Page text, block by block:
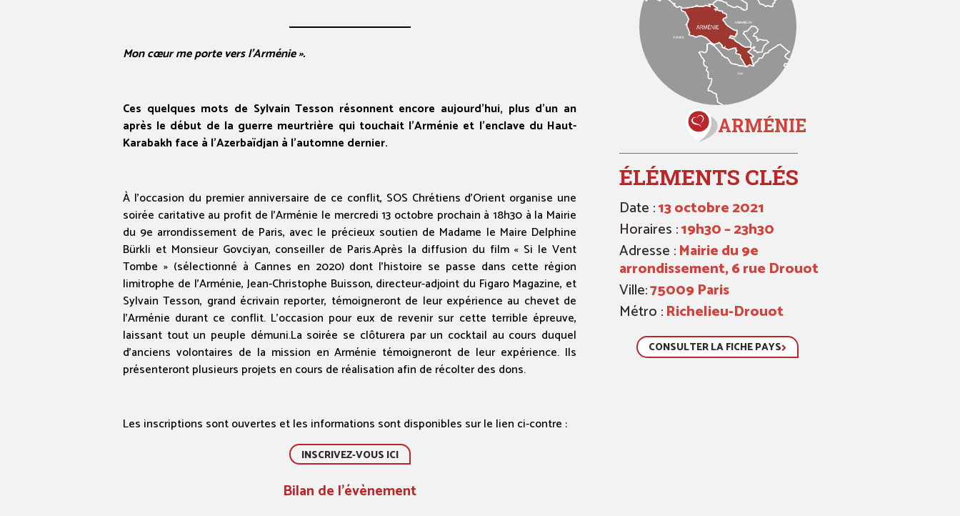
Mon cœur me porte vers l’Arménie ».
Ces quelques mots de Sylvain Tesson résonnent encore aujourd’hui, plus d’un an
après le début de la guerre meurtrière qui touchait l’Arménie et l’enclave du Haut-
Karabakh face à l’Azerbaïdjan à l’automne dernier.
À l’occasion du premier anniversaire de ce conflit, SOS Chrétiens d’Orient organise une
soirée caritative au profit de l’Arménie le mercredi 13 octobre prochain à 18h30 à la Mairie
du 9e arrondissement de Paris, avec le précieux soutien de Madame le Maire Delphine
Bürkli et Monsieur Govciyan, conseiller de Paris.Après la diffusion du film « Si le Vent
Tombe » (sélectionné à Cannes en 2020) dont l’histoire se passe dans cette région
limitrophe de l’Arménie, Jean-Christophe Buisson, directeur-adjoint du Figaro Magazine, et
Sylvain Tesson, grand écrivain reporter, témoigneront de leur expérience au chevet de
l’Arménie durant ce conflit. L’occasion pour eux de revenir sur cette terrible épreuve,
laissant tout un peuple démuni.La soirée se clôturera par un cocktail au cours duquel
d’anciens volontaires de la mission en Arménie témoigneront de leur expérience. Ils
présenteront plusieurs projets en cours de réalisation afin de récolter des dons.
Les inscriptions sont ouvertes et les informations sont disponibles sur le lien ci-contre :
INSCRIVEZ-VOUS ICI
Bilan de l'évènement
ARMÉNIE
ÉLÉMENTS CLÉS
Date :13 octobre 2021
Horaires :19h30 – 23h30
Adresse :Mairie du 9e
arrondissement, 6 rue Drouot
Ville:75009 Paris
Métro :Richelieu-Drouot
CONSULTER LA FICHE PAYS